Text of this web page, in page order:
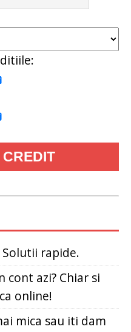
rapide.
cont azi? Chiar si
online!
mica sau iti dam